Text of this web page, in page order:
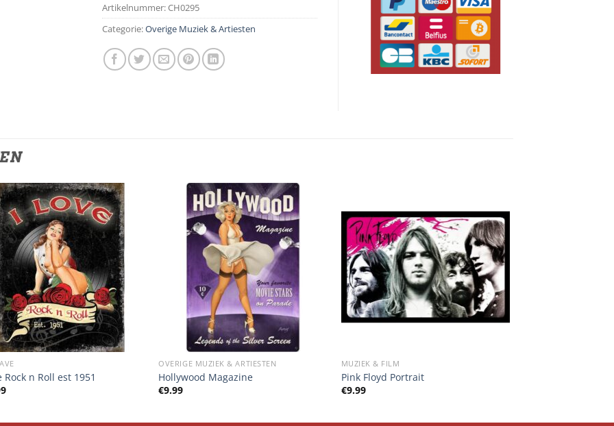
Artikelnummer:CH0295
Categorie:Overige Muziek & Artiesten
Rock n Roll est 1951
OVERIGE MUZIEK & ARTIESTEN
Hollywood Magazine
€9.99
MUZIEK & FILM
Pink Floyd Portrait
€9.99